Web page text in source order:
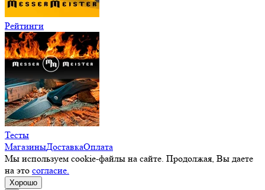
Рейтинги
Тесты
МагазиныДоставкаОплата
Мы используем cookie-файлы на сайте. Продолжая, Вы даете
на это согласие.
Хорошо